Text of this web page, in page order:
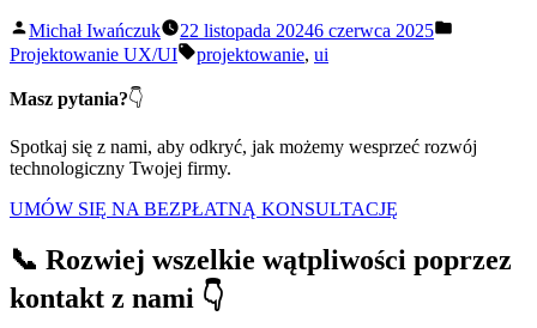
Opublikowane
przez
Michał Iwańczuk 22 listopada 20246 czerwca 2025
Projektowanie UX/UI Tagi:
projektowanie, ui
Masz pytania?👇
Spotkaj się z nami, aby odkryć, jak możemy wesprzeć rozwój
technologiczny Twojej firmy.
UMÓW SIĘ NA BEZPŁATNĄ KONSULTACJĘ
📞 Rozwiej wszelkie wątpliwości poprzez
kontakt z nami 👇